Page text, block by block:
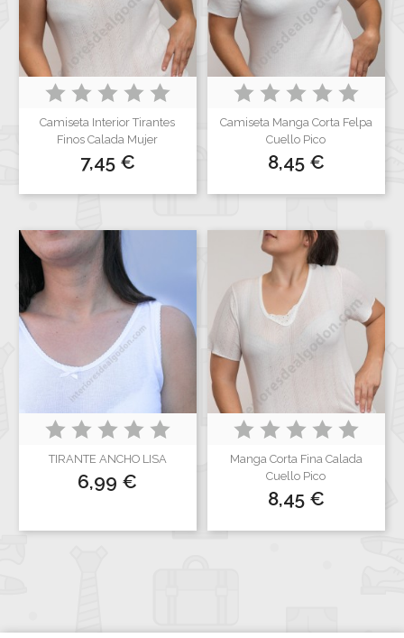
Camiseta Interior Tirantes
Finos Calada Mujer
Precio
7,45 €
Camiseta Manga Corta Felpa
Cuello Pico
Precio
8,45 €
TIRANTE ANCHO LISA
Precio
6,99 €
Manga Corta Fina Calada
Cuello Pico
Precio
8,45 €